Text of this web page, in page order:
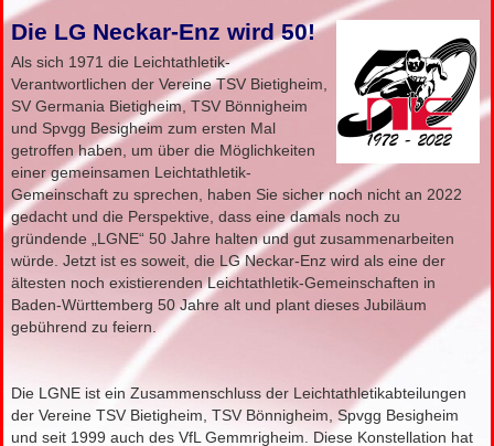
Die LG Neckar-Enz wird 50!
Als sich 1971 die Leichtathletik-
Verantwortlichen der Vereine TSV Bietigheim,
SV Germania Bietigheim, TSV Bönnigheim
und Spvgg Besigheim zum ersten Mal
getroffen haben, um über die Möglichkeiten
einer gemeinsamen Leichtathletik-
Gemeinschaft zu sprechen, haben Sie sicher noch nicht an 2022
gedacht und die Perspektive, dass eine damals noch zu
gründende „LGNE“ 50 Jahre halten und gut zusammenarbeiten
würde. Jetzt ist es soweit, die LG Neckar-Enz wird als eine der
ältesten noch existierenden Leichtathletik-Gemeinschaften in
Baden-Württemberg 50 Jahre alt und plant dieses Jubiläum
gebührend zu feiern.
Die LGNE ist ein Zusammenschluss der Leichtathletikabteilungen
der Vereine TSV Bietigheim, TSV Bönnigheim, Spvgg Besigheim
und seit 1999 auch des VfL Gemmrigheim. Diese Konstellation hat